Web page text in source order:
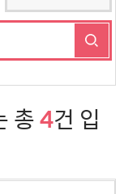
총4건 입